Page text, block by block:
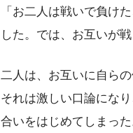
「お二人は戦いで負け
した。では、お互いが
二人は、お互いに自ら
それは激しい口論にな
合いをはじめてしまった